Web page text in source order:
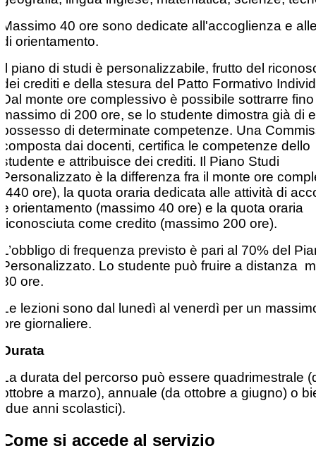
Massimo 40 ore sono dedicate all'accoglienza e
di orientamento.
Il piano di studi è personalizzabile, frutto del
dei crediti e della stesura del Patto Formativo
Dal monte ore complessivo è possibile sottrarre
massimo di 200 ore, se lo studente dimostra già di
possesso di determinate competenze. Una
composta dai docenti, certifica le competenze dello
studente e attribuisce dei crediti. Il Piano Studi
Personalizzato è la differenza fra il monte ore
(440 ore), la quota oraria dedicata alle attività di
e orientamento (massimo 40 ore) e la quota oraria
riconosciuta come credito (massimo 200 ore).
L’obbligo di frequenza previsto è pari al 70% del
Personalizzato. Lo studente può fruire a distanza
80 ore.
Le lezioni sono dal lunedì al venerdì per un
ore giornaliere.
Durata
La durata del percorso può essere quadrimestrale
ottobre a marzo), annuale (da ottobre a giugno) o
(due anni scolastici).
Come si accede al servizio